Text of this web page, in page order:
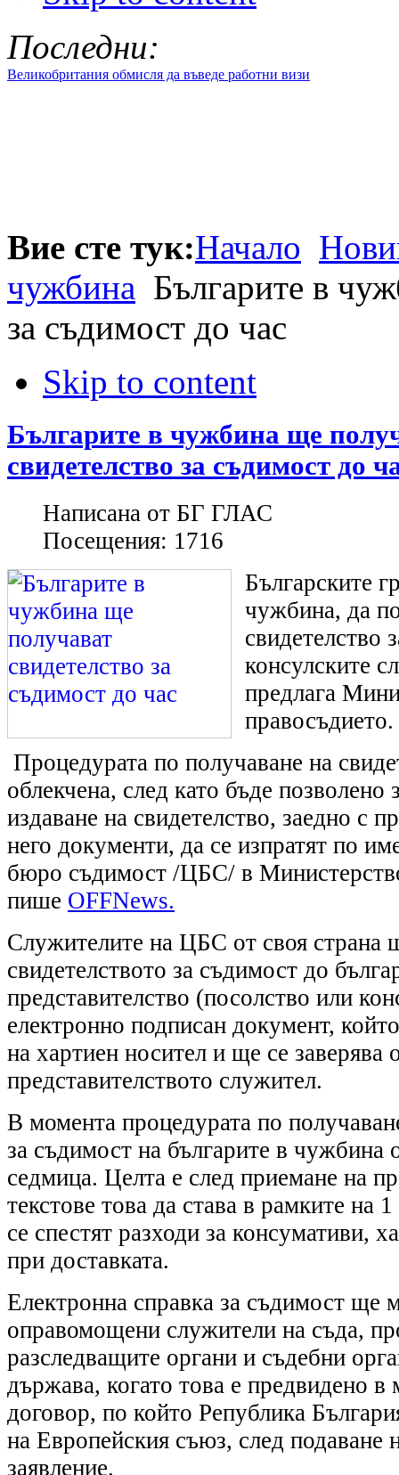
Последни:
Великобритания обмисля да въведе работни визи
Вие сте тук:Начало
чужбина Българите в
за съдимост до час
Skip to content
Българите в чужбина ще
свидетелство за съдимост до
Написана от БГ ГЛАС
Посещения: 1716
Българските
чужбина, да
свидетелство
консулските
предлага
правосъдието.
Процедурата по получаване на
облекчена, след като бъде позволено
издаване на свидетелство, заедно с
него документи, да се изпратят по
бюро съдимост /ЦБС/ в
пише OFFNews.
Служителите на ЦБС от своя страна
свидетелството за съдимост до
представителство (посолство или
електронно подписан документ,
на хартиен носител и ще се
представителството служител.
В момента процедурата по
за съдимост на българите в чужбина
седмица. Целта е след приемане на
текстове това да става в рамките на
се спестят разходи за консумативи,
при доставката.
Електронна справка за съдимост ще
оправомощени служители на съда,
разследващите органи и съдебни
държава, когато това е предвидено
договор, по който Република
на Европейския съюз, след подаване
заявление.